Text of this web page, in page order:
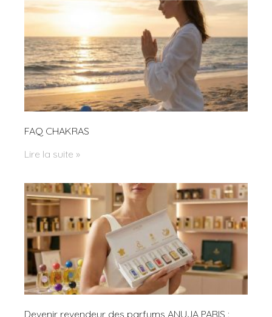
FAQ CHAKRAS
Lire la suite »
Devenir revendeur des parfums ANUJA PARIS :